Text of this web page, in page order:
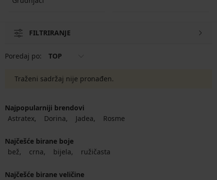
FILTRIRANJE
Poredaj po: TOP
Traženi sadržaj nije pronađen.
Najpopularniji brendovi
Astratex
Dorina Jadea Rosme
Najčešće birane boje
bež
crna bijela ružičasta
Najčešće birane veličine